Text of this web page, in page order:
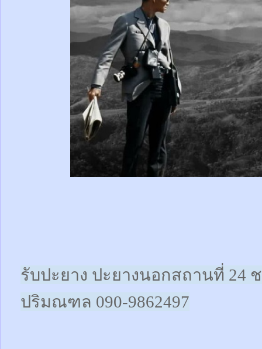
รับปะยาง ปะยางนอกสถานที่ 24
ปริมณฑล 090-9862497